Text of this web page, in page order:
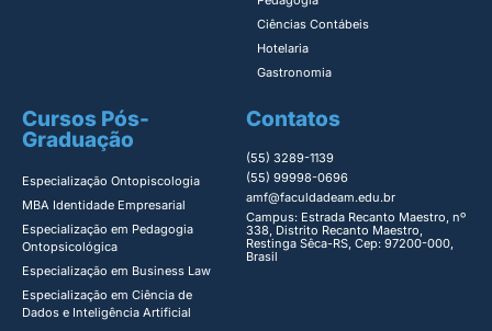
Ciências Contábeis
Hotelaria
Gastronomia
Cursos Pós-
Graduação
Especialização Ontopiscologia ​
MBA Identidade Empresarial​
Especialização em Pedagogia
Ontopsicológica​
Especialização em Business Law
Especialização em Ciência de
Dados e Inteligência Artificial
Contatos
(55) 3289-1139
(55) 99998-0696
amf@faculdadeam.edu.br
Campus: Estrada Recanto Maestro, nº
338, Distrito Recanto Maestro,
Restinga Sêca-RS, Cep: 97200-000,
Brasil